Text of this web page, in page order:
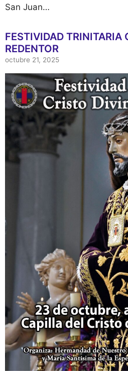
San Juan…
FESTIVIDAD TRINITARIA
REDENTOR
octubre 21, 2025